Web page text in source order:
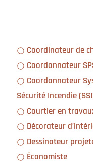
Coordinateur de
Coordonnateur
Sécurité Incendie
Courtier en
Décorateur
Dessinateur
Économiste